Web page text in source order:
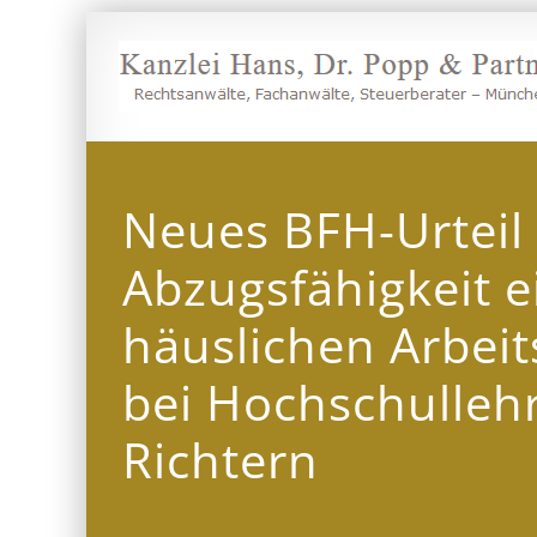
Inhalt
springen
Neues BFH-
Abzugsfähigkeit
häuslichen
bei
Richtern